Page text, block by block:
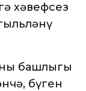
хәвефсез
башлыгы
бүген